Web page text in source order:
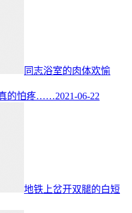
同志浴室的肉体欢愉
真的怕疼……2021-06-22
地铁上岔开双腿的白短